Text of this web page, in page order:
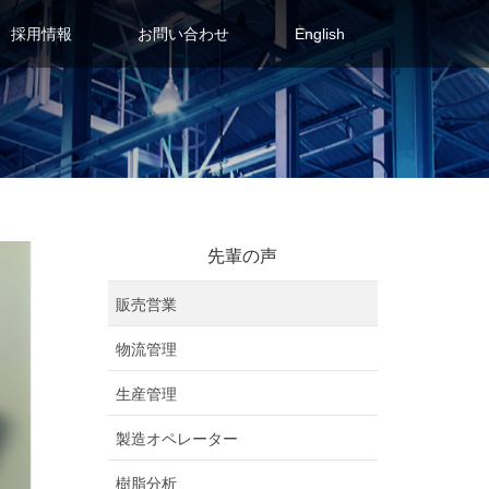
採用情報 お問い合わせ English
先輩の声
販売営業
物流管理
生産管理
製造オペレーター
樹脂分析